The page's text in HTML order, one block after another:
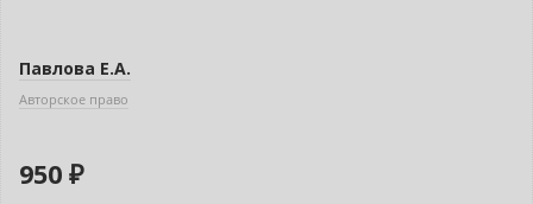
Павлова Е.А.
Авторское право
950 ₽